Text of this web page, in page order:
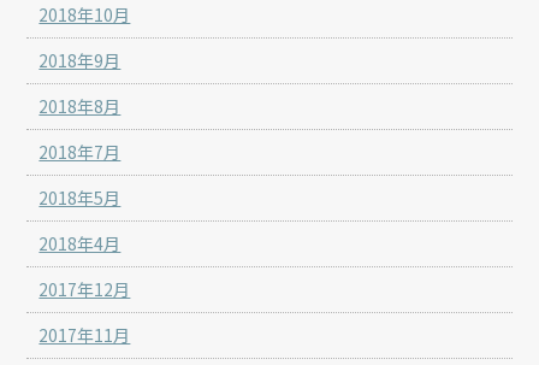
2018年10月
2018年9月
2018年8月
2018年7月
2018年5月
2018年4月
2017年12月
2017年11月